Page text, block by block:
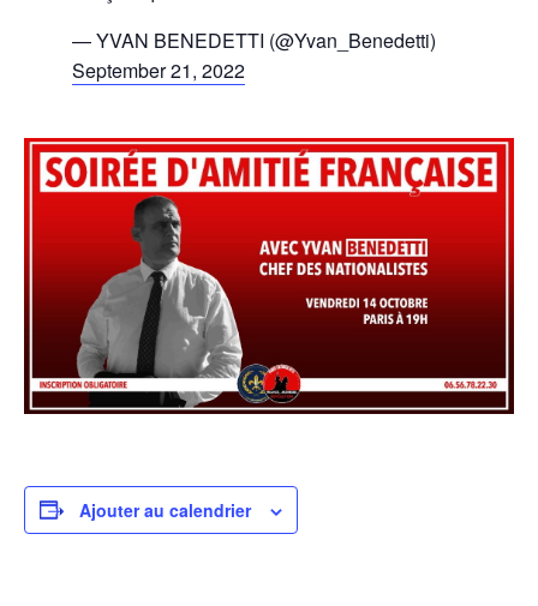
— YVAN BENEDETTI (@Yvan_Benedetti)
September 21, 2022
Ajouter au calendrier